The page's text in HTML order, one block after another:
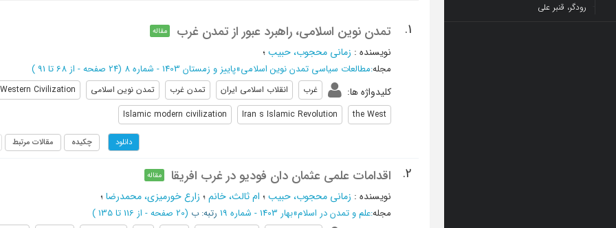
رودگر، قنبر علی
1. تمدن نوین اسلامی، راهبرد عبور از تمدن غرب مقاله
نویسنده : زمانی محجوب، حبیب؛
مجله:مطالعات سیاسی تمدن نوین اسلامی»پاییز و زمستان 1403 - شماره 8 (‎24 صفحه - از 68 تا 91 )
کلیدواژه ها: غرب انقلاب اسلامی ایران تمدن غرب تمدن نوین اسلامی
Western Civilization
the West
Iran s Islamic Revolution
Islamic modern civilization
دانلود چکیده مقالات مرتبط
2. اقدامات علمی عثمان دان فودیو در غرب افریقا مقاله
نویسنده : زمانی محجوب، حبیب؛ ام ثالث، خانم؛ زارع خورمیزی، محمدرضا؛
مجله:علم و تمدن در اسلام»بهار 1403 - شماره 19 رتبه: ب (‎20 صفحه - از 116 تا 135 )